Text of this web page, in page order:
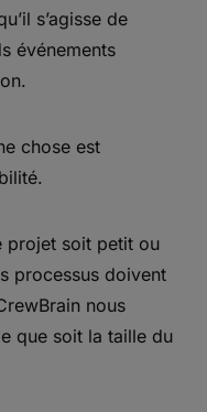
s’agisse de
événements
chose est
projet soit petit ou
processus doivent
nous
que soit la taille du